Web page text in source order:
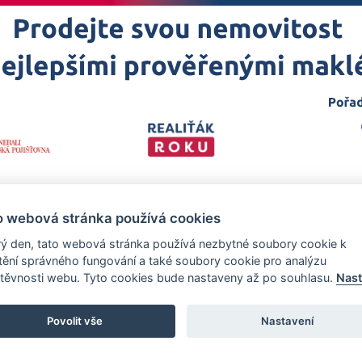
Stránky vytvořeny v iD-SIGN
Promotion, s.r.o., se sídlem Na Folimance 2155/15, 120 00, Praha 2 –
vedeném Městským soudem v Praze, oddíl C, vložka 314803.
webová stránka používá cookies
den, tato webová stránka používá nezbytné soubory cookie k
správného fungování a také soubory cookie pro analýzu
webu. Tyto cookies bude nastaveny až po souhlasu.
Povolit vše Nastavení